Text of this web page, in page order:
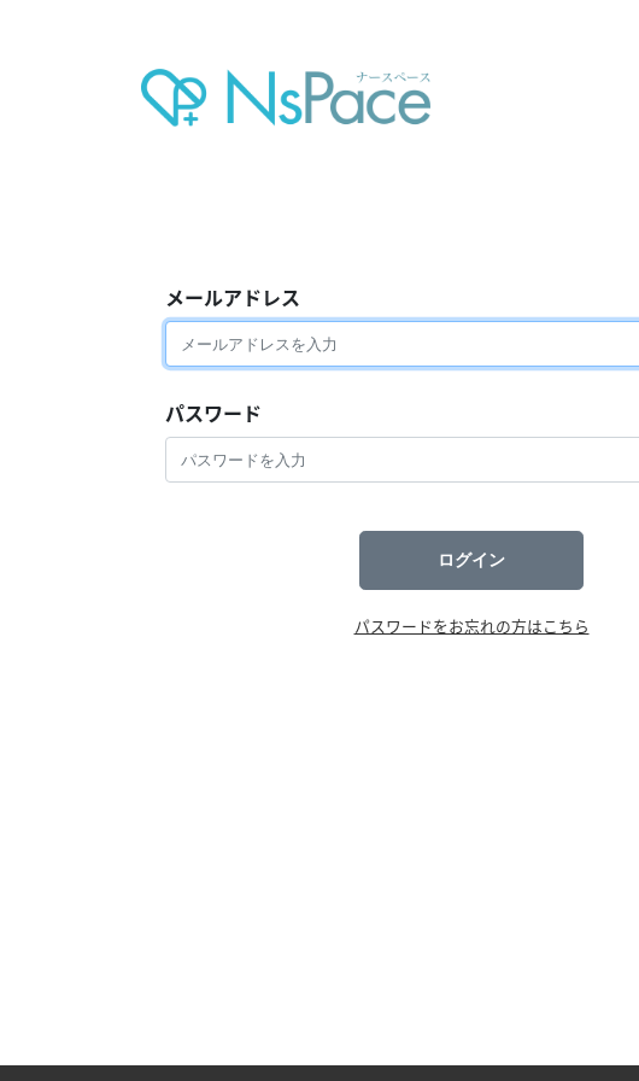
メールアドレス
パスワード
ログイン
パスワードをお忘れの方はこちら